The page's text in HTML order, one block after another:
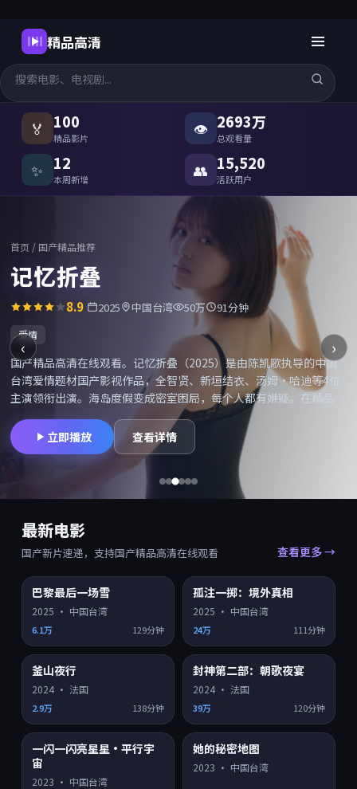
精品高清
国产精品高清在线观看-
🏅 100
精品影片 👁 2693万
总观看量
✨ 12
本周新增 👥 15,520
活跃用户
首页 / 国产精品推荐
记忆折叠
8.9 2025 中国台湾 50万 91分钟
爱情
国产精品高清在线观看。记忆折叠（2025）是由陈凯歌执导的中国
台湾爱情题材国产影视作品，全智贤、新垣结衣、汤姆·哈迪等4位
主演领衔出演。海岛度假变成密室困局，每个人都有嫌疑。在精品高
清网可搜索「记忆折叠在线观看」「记忆折叠高清」并享受国产精品
高清在线观看，同类型爱情国产片持续更新。摄影与配乐备受好评，
适合喜欢院线质感的观众。
立即播放 查看详情
‹ ›
最新电影
国产新片速递，支持国产精品高清在线观看 查看更多 →
7.9
巴黎最后一场雪
2025 · 中国台湾
6.1万 129分钟
7.5
孤注一掷：境外真相
2025 · 中国台湾
24万 111分钟
7.4
釜山夜行
2024· 法国
2.9万 138分钟
7.0
封神第二部：朝歌夜宴
2024· 法国
39万 120分钟
8.8 4K超清
一闪一闪亮星星·平行宇
宙
2023 · 中国台湾
9.1
她的秘密地图
2023 · 中国台湾